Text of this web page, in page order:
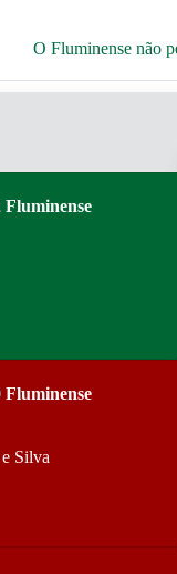
O Fluminense não
Fluminense
Fluminense
Silva